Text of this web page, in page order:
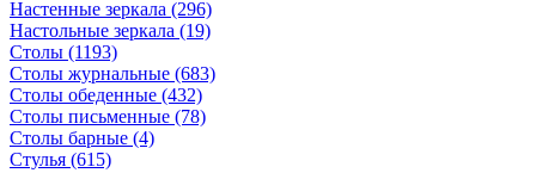
Настенные зеркала (296)
Настольные зеркала (19)
Столы (1193)
Столы журнальные (683)
Столы обеденные (432)
Столы письменные (78)
Столы барные (4)
Стулья (615)